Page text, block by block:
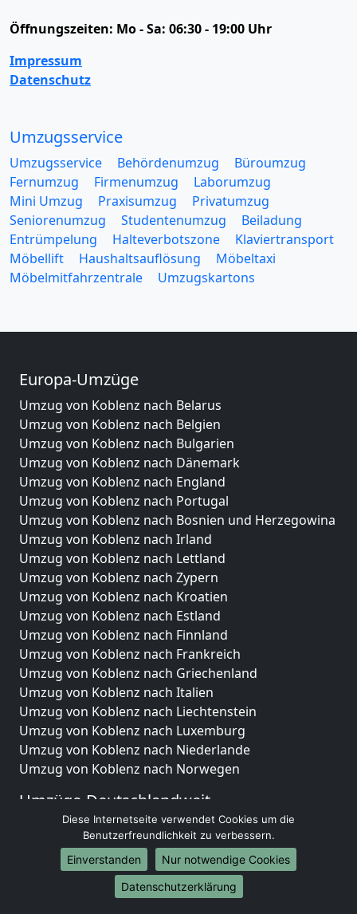
Öffnungszeiten: Mo - Sa: 06:30 - 19:00 Uhr
Impressum
Datenschutz
Umzugsservice
Umzugsservice Behördenumzug
Büroumzug
Fernumzug
Firmenumzug
Laborumzug
Mini Umzug
Praxisumzug
Privatumzug
Seniorenumzug
Studentenumzug
Beiladung
Entrümpelung
Halteverbotszone
Klaviertransport
Möbellift
Haushaltsauflösung
Möbeltaxi
Möbelmitfahrzentrale
Umzugskartons
Europa-Umzüge
Umzug von Koblenz nach Belarus
Umzug von Koblenz nach Belgien
Umzug von Koblenz nach Bulgarien
Umzug von Koblenz nach Dänemark
Umzug von Koblenz nach England
Umzug von Koblenz nach Portugal
Umzug von Koblenz nach Bosnien und Herzegowina
Umzug von Koblenz nach Irland
Umzug von Koblenz nach Lettland
Umzug von Koblenz nach Zypern
Umzug von Koblenz nach Kroatien
Umzug von Koblenz nach Estland
Umzug von Koblenz nach Finnland
Umzug von Koblenz nach Frankreich
Umzug von Koblenz nach Griechenland
Umzug von Koblenz nach Italien
Umzug von Koblenz nach Liechtenstein
Umzug von Koblenz nach Luxemburg
Umzug von Koblenz nach Niederlande
Umzug von Koblenz nach Norwegen
Umzüge-Deutschlandweit
Umzug von Koblenz nach Berlin
Umzug von Koblenz nach Hamburg
Umzug von Koblenz nach München
Umzug von Koblenz nach Köln
Umzug von Koblenz nach Frankfurt am Main
Diese Internetseite verwendet Cookies um die
Benutzerfreundlichkeit zu verbessern.
Einverstanden
Nur notwendige Cookies
Datenschutzerklärung